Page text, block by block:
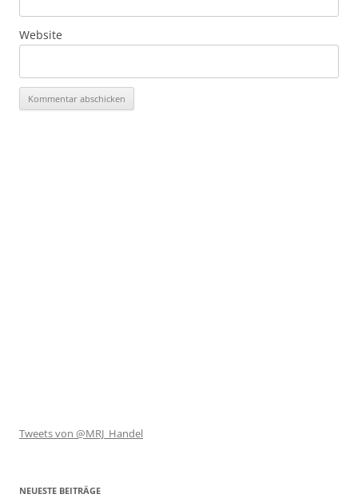
Website
Tweets von @MRJ_Handel
NEUESTE BEITRÄGE